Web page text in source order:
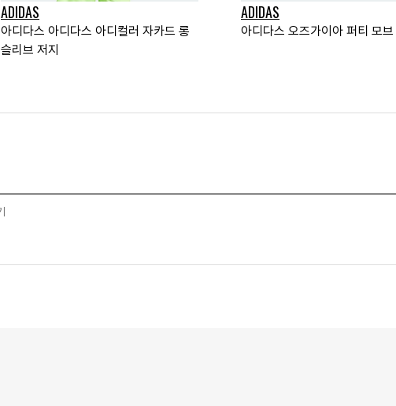
ADIDAS
아디다스 아디다스 아디컬러 자카드 롱
슬리브 저지
ADIDAS
아디다스 오즈가이아 퍼티 모